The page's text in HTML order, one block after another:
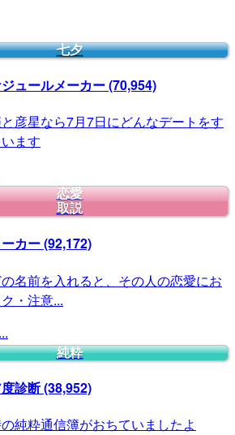
七夕
ュールメーカー(70,954)
彦星なら7月7日にどんなデートをす
ます
恋愛
取説
カー(92,172)
名前を入れると、その人の恋愛にお
・注意...
...
純粋
診断(38,952)
純粋通信簿がおちていましたよ